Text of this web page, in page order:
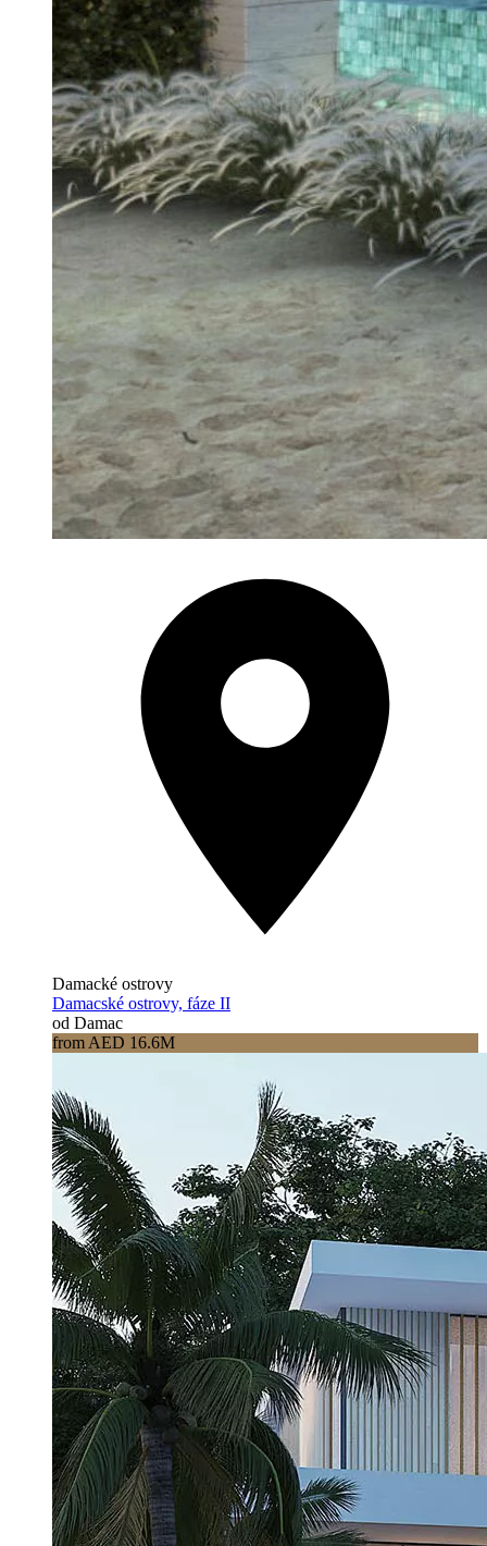
Damacké ostrovy
Damacské ostrovy, fáze II
od Damac
from AED 16.6M